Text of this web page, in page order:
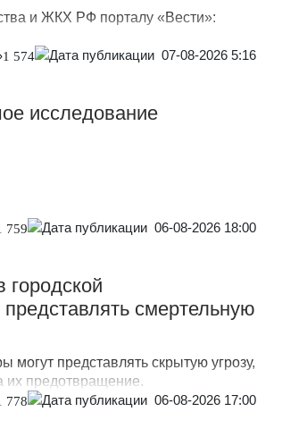
и ЖКХ РФ порталу «Вести»:
1 574 07-08-2026 5:16
исследование
759 06-08-2026 18:00
городской
смертельную
могут представлять скрытую угрозу,
их предотвращение.
778 06-08-2026 17:00